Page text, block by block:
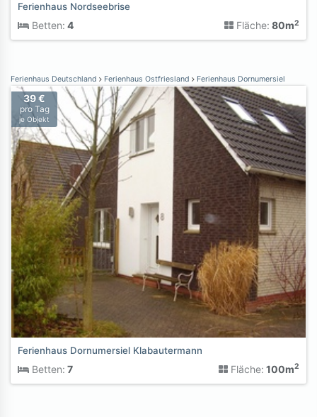
Ferienhaus Nordseebrise
Betten: 4 Fläche: 80m2
Ferienhaus Deutschland Ferienhaus Ostfriesland Ferienhaus Dornumersiel
39 €
pro Tag
je Objekt
Ferienhaus Dornumersiel Klabautermann
Betten: 7 Fläche: 100m2